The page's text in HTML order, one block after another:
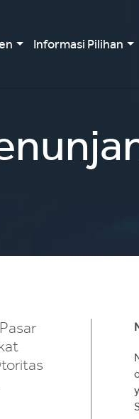
Informasi Pilihan